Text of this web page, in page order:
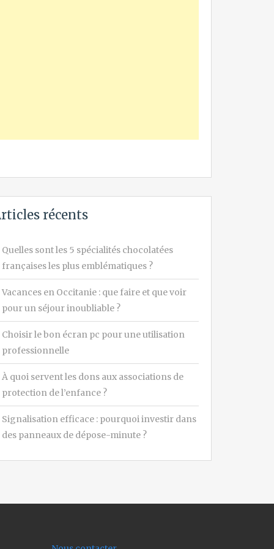
récents
Quelles sont les 5 spécialités chocolatées
françaises les plus emblématiques ?
Vacances en Occitanie : que faire et que voir
pour un séjour inoubliable ?
Choisir le bon écran pc pour une utilisation
professionnelle
À quoi servent les dons aux associations de
protection de l’enfance ?
Signalisation efficace : pourquoi investir dans
des panneaux de dépose-minute ?